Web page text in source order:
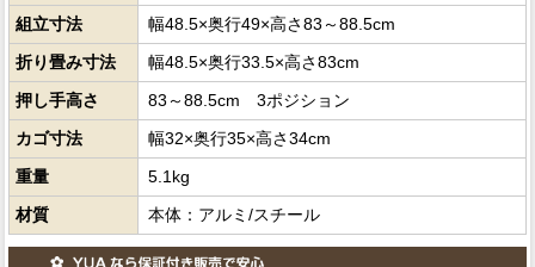
組立寸法
幅48.5×奥行49×高さ83～88.5cm
折り畳み寸法
幅48.5×奥行33.5×高さ83cm
押し手高さ
83～88.5cm 3ポジション
カゴ寸法
幅32×奥行35×高さ34cm
重量
5.1kg
材質
本体：アルミ/スチール